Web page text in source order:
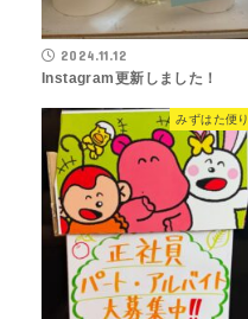
2024.11.12
Instagram更新しました！
みずはた便り